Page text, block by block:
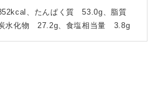
、たんぱく質 53.0g、脂質
水化物 27.2g、食塩相当量 3.8g